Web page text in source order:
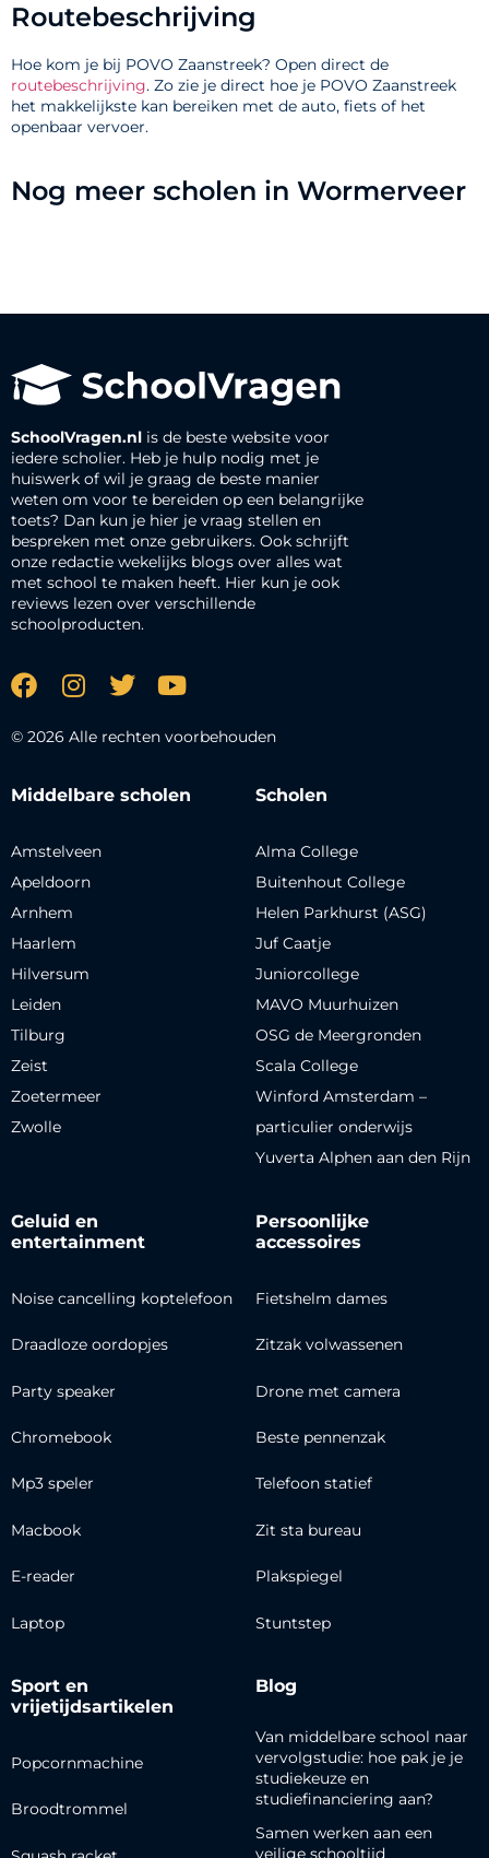
Routebeschrijving
Hoe kom je bij POVO Zaanstreek? Open direct de
routebeschrijving. Zo zie je direct hoe je POVO Zaanstreek
het makkelijkste kan bereiken met de auto, fiets of het
openbaar vervoer.
Nog meer scholen in Wormerveer
SchoolVragen.nl is de beste website voor
iedere scholier. Heb je hulp nodig met je
huiswerk of wil je graag de beste manier
weten om voor te bereiden op een belangrijke
toets? Dan kun je hier je vraag stellen en
bespreken met onze gebruikers. Ook schrijft
onze redactie wekelijks blogs over alles wat
met school te maken heeft. Hier kun je ook
reviews lezen over verschillende
schoolproducten.
© 2026 Alle rechten voorbehouden
Middelbare scholen
Amstelveen
Apeldoorn
Arnhem
Haarlem
Hilversum
Leiden
Tilburg
Zeist
Zoetermeer
Zwolle
Scholen
Alma College
Buitenhout College
Helen Parkhurst (ASG)
Juf Caatje
Juniorcollege
MAVO Muurhuizen
OSG de Meergronden
Scala College
Winford Amsterdam –
particulier onderwijs
Yuverta Alphen aan den Rijn
Geluid en
entertainment
Noise cancelling koptelefoon
Draadloze oordopjes
Party speaker
Chromebook
Mp3 speler
Macbook
E-reader
Laptop
Persoonlijke
accessoires
Fietshelm dames
Zitzak volwassenen
Drone met camera
Beste pennenzak
Telefoon statief
Zit sta bureau
Plakspiegel
Stuntstep
Sport en
vrijetijdsartikelen
Popcornmachine
Broodtrommel
Blog
Van middelbare school naar
vervolgstudie: hoe pak je je
studiekeuze en
studiefinanciering aan?
Samen werken aan een
veilige schooltijd